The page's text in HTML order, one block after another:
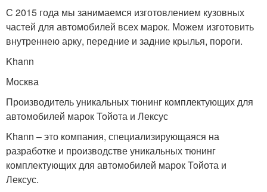
С 2015 года мы занимаемся изготовлением кузовных
частей для автомобилей всех марок. Можем изготовить
внутреннею арку, передние и задние крылья, пороги.
Khann
Москва
Производитель уникальных тюнинг комплектующих для
автомобилей марок Toйота и Лексус
Khann – это компания, специализирующаяся на
разработке и производстве уникальных тюнинг
комплектующих для автомобилей марок Toйота и
Лексус.